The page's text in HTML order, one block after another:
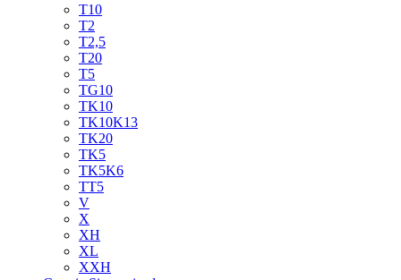
T10
T2
T2,5
T20
T5
TG10
TK10
TK10K13
TK20
TK5
TK5K6
TT5
V
X
XH
XL
XXH